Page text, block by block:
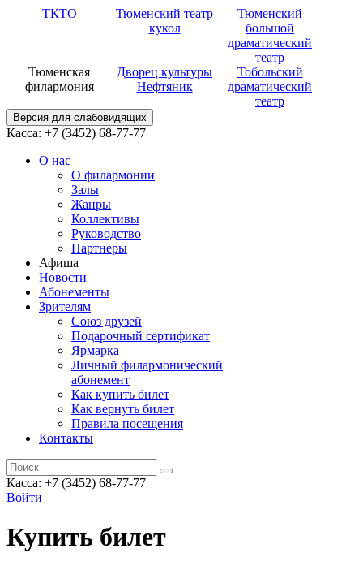
ТКТО
Тюменский театр
кукол
Тюменский
большой
драматический
театр
Тюменская
филармония
Дворец культуры
Нефтяник
Тобольский
драматический
театр
Версия для слабовидящих
Касса: +7 (3452) 68-77-77
О нас
О филармонии
Залы
Жанры
Коллективы
Руководство
Партнеры
Афиша
Новости
Абонементы
Зрителям
Союз друзей
Подарочный сертификат
Ярмарка
Личный филармонический
абонемент
Как купить билет
Как вернуть билет
Правила посещения
Контакты
Касса: +7 (3452) 68-77-77
Войти
Купить билет